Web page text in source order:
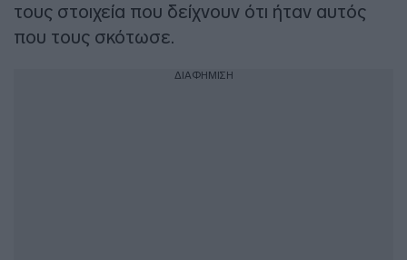
τους στοιχεία που δείχνουν ότι ήταν αυτός
που τους σκότωσε.
ΔΙΑΦΗΜΙΣΗ